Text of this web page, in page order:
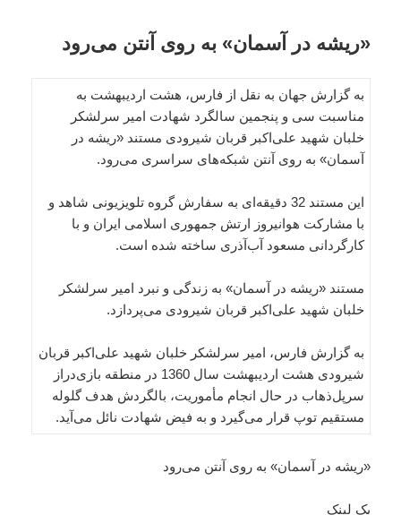
«ریشه در آسمان» به روی آنتن می‌رود
به گزارش جهان به نقل از فارس، هشت اردیبهشت به
مناسبت سی و پنجمین سالگرد شهادت امیر سرلشکر
خلبان شهید علی‌اکبر قربان شیرودی مستند «ریشه در
آسمان» به روی آنتن شبکه‌های سراسری می‌رود.
این مستند 32 دقیقه‌ای به سفارش گروه تلویزیونی شاهد و
با مشارکت هوانیروز ارتش جمهوری اسلامی ایران و با
کارگردانی مسعود آب‌آذری ساخته‌ شده است.
مستند «ریشه در آسمان» به زندگی و نبرد امیر سرلشکر
خلبان شهید علی‌اکبر قربان شیرودی می‌پردازد.
به گزارش فارس، امیر سرلشکر خلبان شهید علی‌اکبر قربان
شیرودی هشت اردیبهشت سال 1360 در منطقه بازی‌دراز
سرپل‌ذهاب در حال انجام مأموریت، بالگردش هدف گلوله
مستقیم توپ قرار می‌گیرد و به فیض شهادت نائل می‌آید.
«ریشه در آسمان» به روی آنتن می‌رود
بک لینک